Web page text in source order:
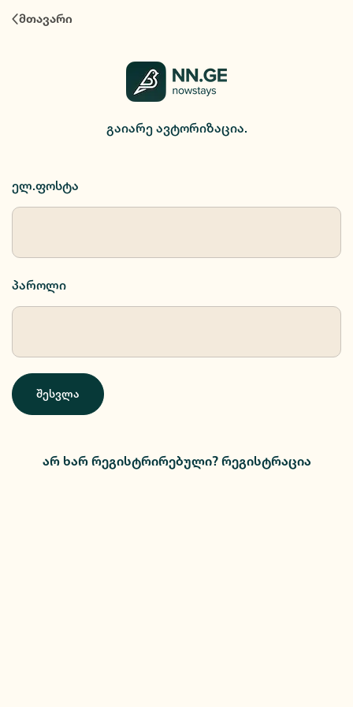
მთავარი
გაიარე ავტორიზაცია.
ელ.ფოსტა
პაროლი
შესვლა
არ ხარ რეგისტრირებული? რეგისტრაცია
ავტორიზაცია